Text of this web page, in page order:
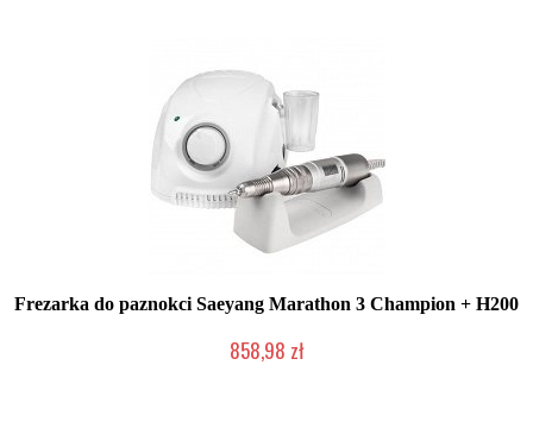
Frezarka do paznokci Saeyang Marathon 3 Champion + H200
858,98 zł